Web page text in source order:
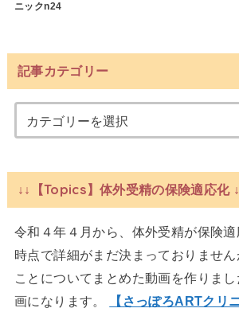
ニックn24
記事カテゴリー
↓↓【Topics】体外受精の保険適応化
令和４年４月から、体外受精が保険
時点で詳細がまだ決まっておりませ
ことについてまとめた動画を作りま
画になります。
【さっぽろARTクリ